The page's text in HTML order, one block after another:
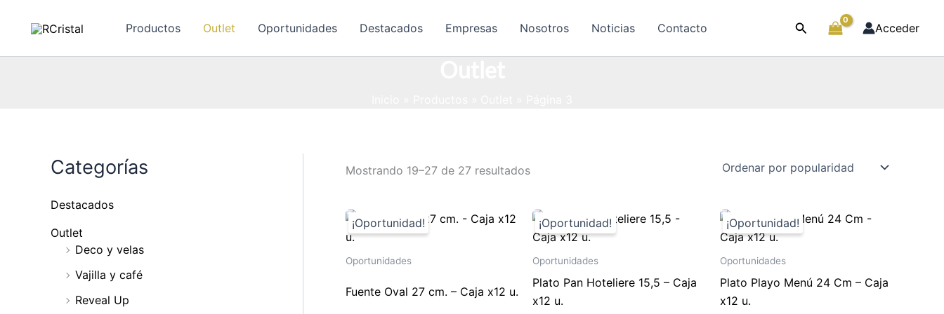
Productos Outlet Oportunidades Destacados Empresas Nosotros Noticias Contacto Buscar Acceder
Categorías
Destacados
Outlet
Deco y velas
Vajilla y café
Reveal Up
Mostrando 19–27 de 27 resultadosOrdenado
Oportunidades
Fuente Oval 27 cm. – Caja x12 u.
Oportunidades
Plato Pan Hoteliere 15,5 – Caja
x12 u.
Oportunidades
Plato Playo Menú 24 Cm – Caja
x12 u.